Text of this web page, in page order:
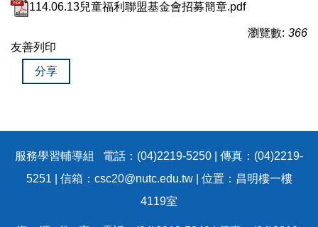
114.06.13兒童福利聯盟基金會招募簡章.pdf
瀏覽數: 366
友善列印
分享
服務學習輔導組 電話：(04)2219-5250 | 傳真：(04)2219-
5251 | 信箱：csc20@nutc.edu.tw | 位置：昌明樓一樓
4119室